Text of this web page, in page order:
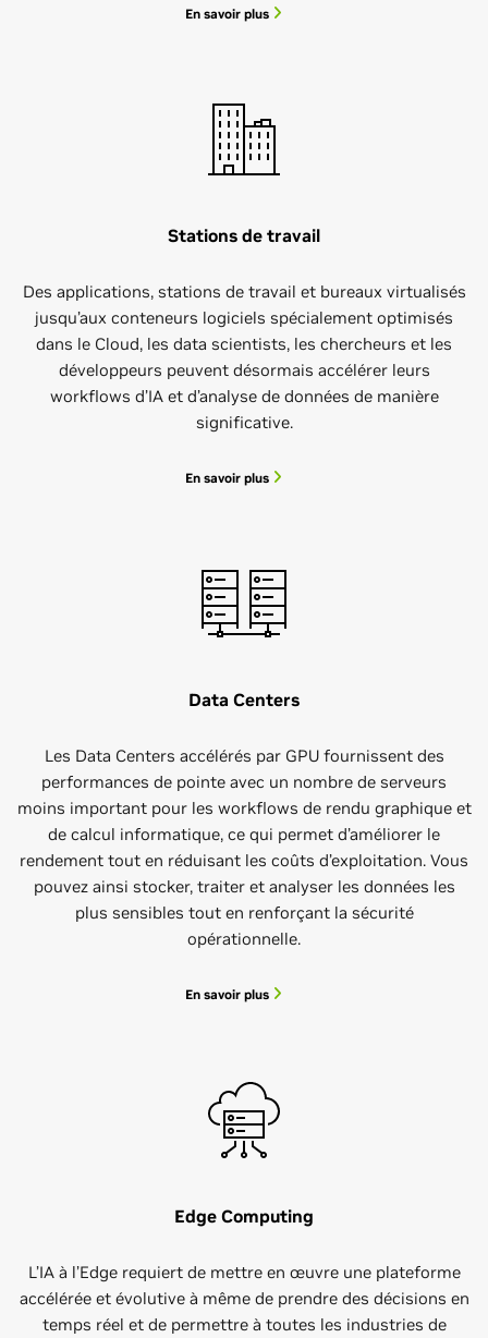
En savoir plus
Stations de travail
Des applications, stations de travail et bureaux virtualisés
jusqu’aux conteneurs logiciels spécialement optimisés
dans le Cloud, les data scientists, les chercheurs et les
développeurs peuvent désormais accélérer leurs
workflows d’IA et d’analyse de données de manière
significative.
En savoir plus
Data Centers
Les Data Centers accélérés par GPU fournissent des
performances de pointe avec un nombre de serveurs
moins important pour les workflows de rendu graphique et
de calcul informatique, ce qui permet d’améliorer le
rendement tout en réduisant les coûts d’exploitation. Vous
pouvez ainsi stocker, traiter et analyser les données les
plus sensibles tout en renforçant la sécurité
opérationnelle.
En savoir plus
Edge Computing
L’IA à l’Edge requiert de mettre en œuvre une plateforme
accélérée et évolutive à même de prendre des décisions en
temps réel et de permettre à toutes les industries de